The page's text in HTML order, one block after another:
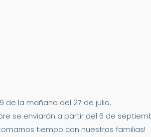
de la mañana del 27 de julio.
se enviarán a partir del 6 de
tiempo con nuestras familias!